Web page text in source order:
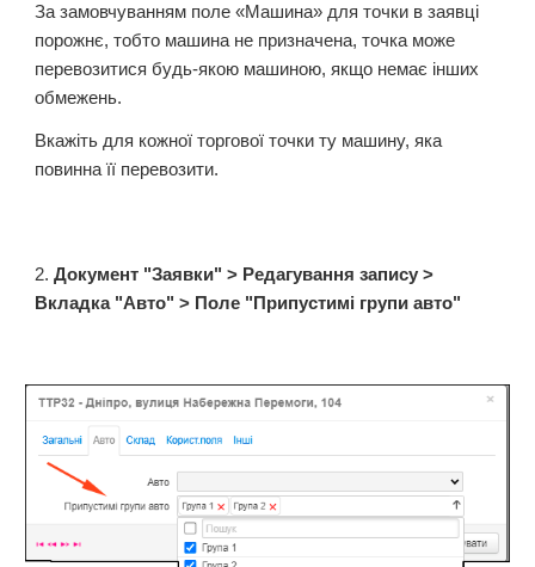
За замовчуванням поле «Машина» для точки в заявці
порожнє, тобто машина не призначена, точка може
перевозитися будь-якою машиною, якщо немає інших
обмежень.
Вкажіть для кожної торгової точки ту машину, яка
повинна її перевозити.
2.Документ "Заявки" > Редагування запису >
Вкладка "Авто" > Поле "Припустимі групи авто"